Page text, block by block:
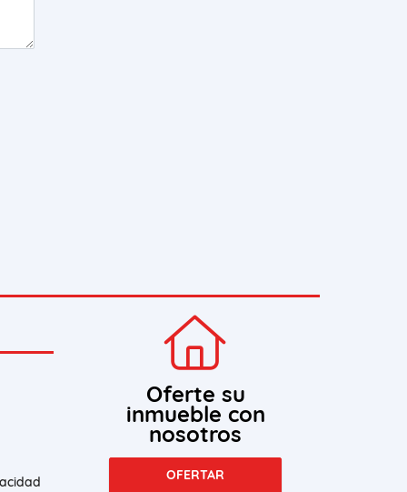
Oferte su
inmueble con
nosotros
OFERTAR